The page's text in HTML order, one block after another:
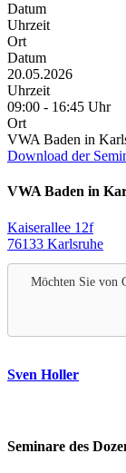
Datum
Uhrzeit
Ort
Datum
20.05.2026
Uhrzeit
09:00 - 16:45 Uhr
Ort
VWA Baden in
Download der
VWA Baden in
Kaiserallee 12f
76133 Karlsruhe
Möchten Sie von
Sven Holler
Seminare des